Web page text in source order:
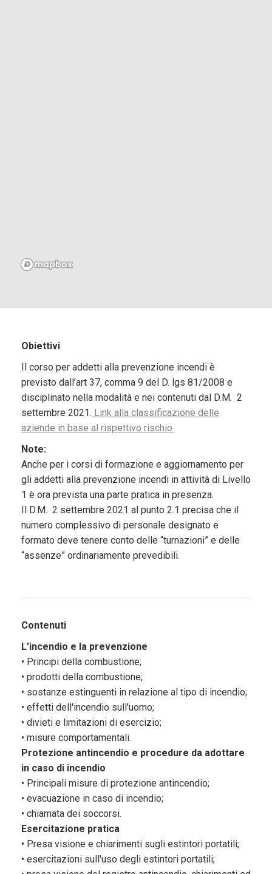
Obiettivi
Il corso per addetti alla prevenzione incendi è
previsto dall’art 37, comma 9 del D. lgs 81/2008 e
disciplinato nella modalità e nei contenuti dal D.M. 2
settembre 2021. Link alla classificazione delle
aziende in base al rispettivo rischio
Note:
Anche per i corsi di formazione e aggiornamento per
gli addetti alla prevenzione incendi in attività di Livello
1 è ora prevista una parte pratica in presenza.
Il D.M. 2 settembre 2021 al punto 2.1 precisa che il
numero complessivo di personale designato e
formato deve tenere conto delle “turnazioni” e delle
“assenze” ordinariamente prevedibili.
Contenuti
L’incendio e la prevenzione
• Principi della combustione;
• prodotti della combustione;
• sostanze estinguenti in relazione al tipo di incendio;
• effetti dell'incendio sull'uomo;
• divieti e limitazioni di esercizio;
• misure comportamentali.
Protezione antincendio e procedure da adottare
in caso di incendio
• Principali misure di protezione antincendio;
• evacuazione in caso di incendio;
• chiamata dei soccorsi.
Esercitazione pratica
• Presa visione e chiarimenti sugli estintori portatili;
• esercitazioni sull'uso degli estintori portatili;